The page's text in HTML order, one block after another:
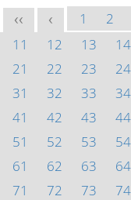
<< < 1 2
11
12 13 14
21
22 23 24
31
32 33 34
41
42 43 44
51
52 53 54
61
62 63 64
71
72 73 74